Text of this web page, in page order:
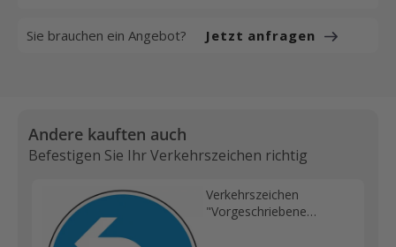
Sie brauchen ein Angebot? Jetzt anfragen
Andere kauften auch
Befestigen Sie Ihr Verkehrszeichen richtig
Verkehrszeichen
"Vorgeschriebene